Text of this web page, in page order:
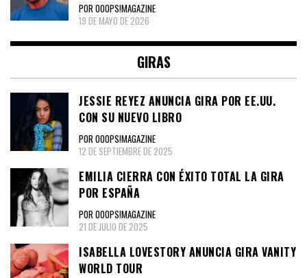
POR OOOPS!MAGAZINE
19 DE MAYO DE 2026
GIRAS
JESSIE REYEZ ANUNCIA GIRA POR EE.UU.
CON SU NUEVO LIBRO
POR OOOPS!MAGAZINE
12 DE SEPTIEMBRE DE 2025
EMILIA CIERRA CON ÉXITO TOTAL LA GIRA
POR ESPAÑA
POR OOOPS!MAGAZINE
21 DE JULIO DE 2025
ISABELLA LOVESTORY ANUNCIA GIRA VANITY
WORLD TOUR